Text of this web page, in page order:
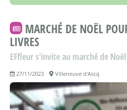
MARCHÉ DE NOËL
LIVRES
EFfleur s'invite au marché de Noël
27/11/2023 Villeneuve d'Ascq